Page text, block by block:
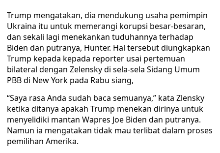
Trump mengatakan, dia mendukung usaha pemimpin
Ukraina itu untuk memerangi korupsi besar-besaran,
dan sekali lagi menekankan tuduhannya terhadap
Biden dan putranya, Hunter. Hal tersebut diungkapkan
Trump kepada kepada reporter usai pertemuan
bilateral dengan Zelensky di sela-sela Sidang Umum
PBB di New York pada Rabu siang,
“Saya rasa Anda sudah baca semuanya,” kata Zlensky
ketika ditanya apakah Trump menekan dirinya untuk
menyelidiki mantan Wapres Joe Biden dan putranya.
Namun ia mengatakan tidak mau terlibat dalam proses
pemilihan Amerika.